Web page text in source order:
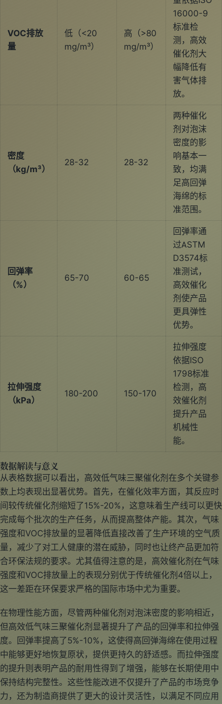
VOC排放
量
低（<20
mg/m³）
高（>80
mg/m³）
16000-9
标准检
测，高效
催化剂大
幅降低有
害气体排
放。
密度
（kg/m³）
28-32 28-32
两种催化
剂对泡沫
密度的影
响基本一
致，均满
足高回弹
海绵的标
准范围。
回弹率
（%）
65-70 60-65
回弹率通
过ASTM
D3574标
准测试，
高效催化
剂使产品
更具弹性
优势。
拉伸强度
（kPa）
180-200 150-170
拉伸强度
依据ISO
1798标准
检测，高
效催化剂
提升产品
机械性
能。
数据解读与意义
从表格数据可以看出，高效低气味三聚催化剂在多个关键参
数上均表现出显著优势。首先，在催化效率方面，其反应时
间较传统催化剂缩短了15%-20%，这意味着生产线可以更快
完成每个批次的生产任务，从而提高整体产能。其次，气味
强度和VOC排放量的显著降低直接改善了生产环境的空气质
量，减少了对工人健康的潜在威胁，同时也让终产品更加符
合环保法规的要求。尤其值得注意的是，高效催化剂在气味
强度和VOC排放量上的表现分别优于传统催化剂4倍以上，
这一差距在环保要求严格的国际市场中尤为重要。
在物理性能方面，尽管两种催化剂对泡沫密度的影响相近，
但高效低气味三聚催化剂显著提升了产品的回弹率和拉伸强
度。回弹率提高了5%-10%，这使得高回弹海绵在使用过程
中能够更好地恢复原状，提供更持久的舒适感。而拉伸强度
的提升则表明产品的耐用性得到了增强，能够在长期使用中
保持结构完整性。这些性能改进不仅提升了产品的市场竞争
力，还为制造商提供了更大的设计灵活性，以满足不同应用